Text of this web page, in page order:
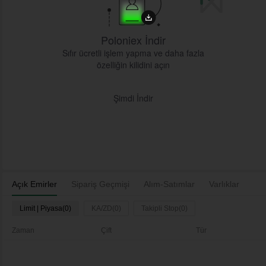
Açık Emirler Sipariş Geçmişi Alım-Satımlar Varlıklar
Limit | Piyasa(0) KA/ZD(0) Takipli Stop(0)
Zaman Çift Tür
Poloniex İndir
Sıfır ücretli işlem yapma ve daha fazla
özelliğin kilidini açın
Şimdi İndir